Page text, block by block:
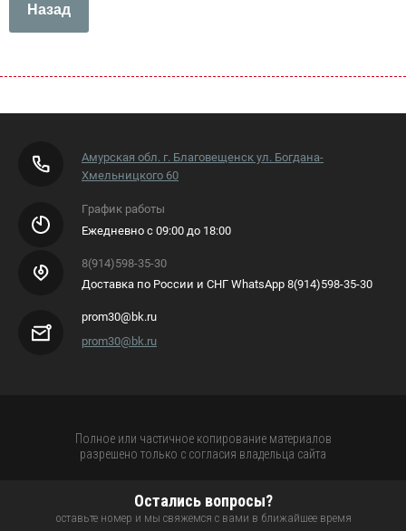
Назад
Амурская обл. г. Благовещенск ул. Богдана-
Хмельницкого 60
График работы
Ежедневно с 09:00 до 18:00
8(914)598-35-30
Доставка по России и СНГ WhatsApp 8(914)598-35-30
prom30@bk.ru
prom30@bk.ru
Полное или частичное копирование материалов
разрешено только с согласия владельца сайта
Остались вопросы?
оставьте номер и мы свяжемся с вами в ближайшее время